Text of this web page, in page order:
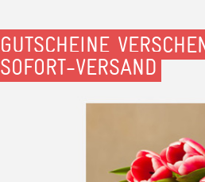
GUTSCHEINE
SOFORT-VERSAND